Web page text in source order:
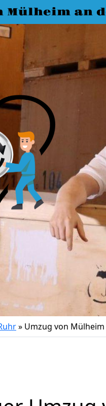
Mülheim an
» Umzug von